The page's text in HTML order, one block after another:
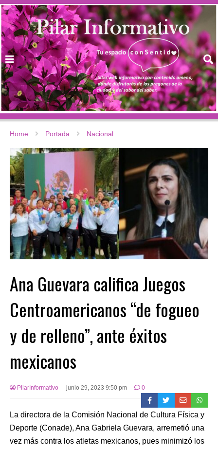
Home Portada Nacional
Ana Guevara califica Juegos
Centroamericanos “de fogueo
y de relleno”, ante éxitos
mexicanos
PilarInformativo junio 29, 2023 9:50 pm 0
La directora de la Comisión Nacional de Cultura Física y
Deporte (Conade), Ana Gabriela Guevara, arremetió una
vez más contra los atletas mexicanos, pues minimizó los